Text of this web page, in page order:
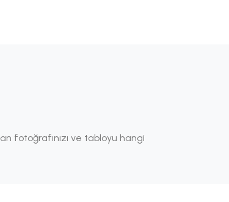
fotoğrafınızı ve tabloyu hangi